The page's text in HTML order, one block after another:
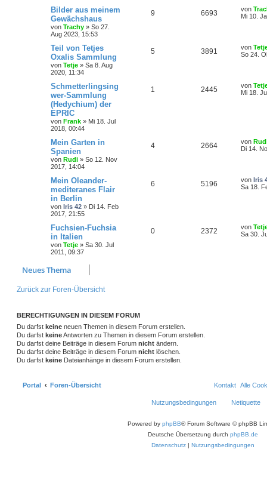
Bilder aus meinem
Gewächshaus
von Trachy » So 27.
Aug 2023, 15:53
9 6693 von
Mi 10.
Teil von Tetjes
Oxalis Sammlung
von Tetje » Sa 8. Aug
2020, 11:34
5 3891 von
So 24.
Schmetterlingsing
wer-Sammlung
(Hedychium) der
EPRIC
von Frank » Mi 18. Jul
2018, 00:44
1 2445 von
Mi 18.
Mein Garten in
Spanien
von Rudi » So 12. Nov
2017, 14:04
4 2664 von
Di 14.
Mein Oleander-
mediteranes Flair
in Berlin
von Iris 42 » Di 14. Feb
2017, 21:55
6 5196 von Iris
Sa 18.
Fuchsien-Fuchsia
in Italien
von Tetje » Sa 30. Jul
2011, 09:37
0 2372 von
Sa 30.
Neues Thema
Zurück zur Foren-Übersicht
BERECHTIGUNGEN IN DIESEM FORUM
Du darfst keine neuen Themen in diesem Forum erstellen.
Du darfst keineAntworten zu Themen in diesem Forum erstellen.
Du darfst deine Beiträge in diesem Forum nicht ändern.
Du darfst deine Beiträge in diesem Forum nicht löschen.
Du darfst keine Dateianhänge in diesem Forum erstellen.
Portal Foren-Übersicht Alle
Kontakt
Netiquette
Nutzungsbedingungen
Powered by phpBB® Forum Software © phpBB
Deutsche Übersetzung durch phpBB.de
Datenschutz | Nutzungsbedingungen